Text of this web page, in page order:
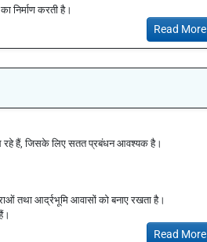
निर्माण करती है।
Read More
रहे हैं, जिसके लिए सतत प्रबंधन आवश्यक है।
तथा आर्द्रभूमि आवासों को बनाए रखता है।
Read More